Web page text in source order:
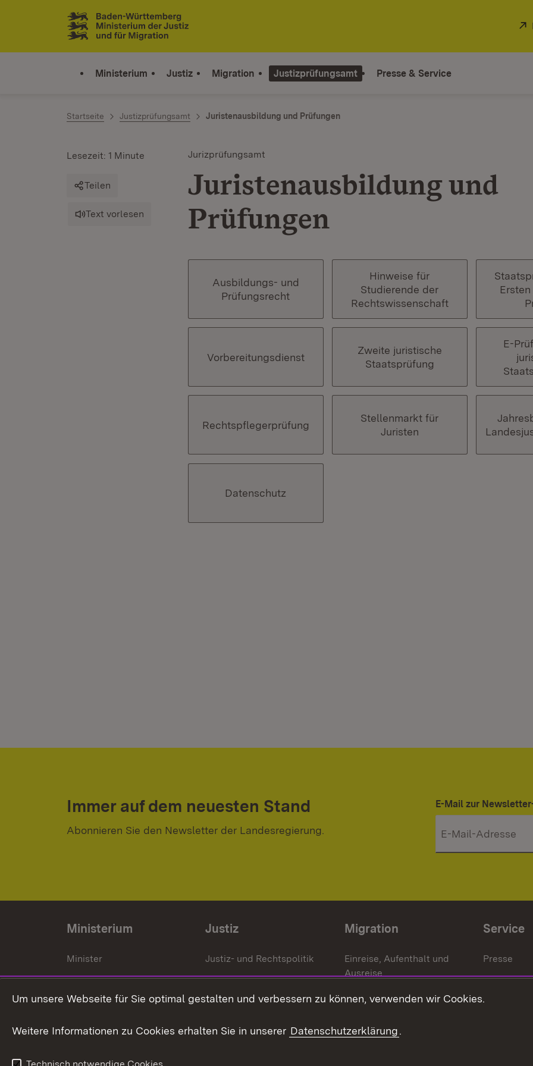
Zum Inhalt springen
Link zur Startseite
Ministerium Justiz Migration Justizprüfungsamt Presse & Service
Startseite Justizprüfungsamt Juristenausbildung und Prüfungen
Jurizprüfungsamt
Juristenausbildung und
Prüfungen
Lesezeit: 1 Minute
Teilen
Text vorlesen
Ausbildungs- und
Prüfungsrecht
Hinweise für
Studierende der
Rechtswissenschaft
Vorbereitungsdienst
Zweite juristische
Staatsprüfung
E-
Rechtspflegerprüfung
Stellenmarkt für
Juristen
Datenschutz
Immer auf dem neuesten Stand
Abonnieren Sie den Newsletter der Landesregierung.
E-Mail zur
Ministerium
Minister
Staatssekrektär
Ministerialdirektorin
Organigramm
Justiz
Justiz- und Rechtspolitik
Gerichte und
Staatsanwaltschaften
Migration
Einreise, Aufenthalt und
Ausreise
Asylbewerber und
Erlasse und
Service
Presse
Um unsere Webseite für Sie optimal gestalten und verbessern zu können, verwenden wir Cookies.
Weitere Informationen zu Cookies erhalten Sie in unserer Datenschutzerklärung.